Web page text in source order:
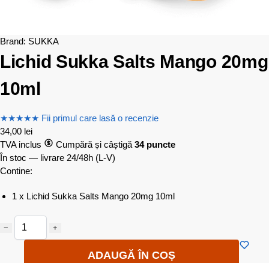
Brand: SUKKA
Lichid Sukka Salts Mango 20mg
10ml
★★★★★ Fii primul care lasă o recenzie
34,00 lei
TVA inclus
Cumpără și câștigă 34 puncte
În stoc — livrare 24/48h (L-V)
Contine:
1 x Lichid Sukka Salts Mango 20mg 10ml
− +
ADAUGĂ ÎN COȘ